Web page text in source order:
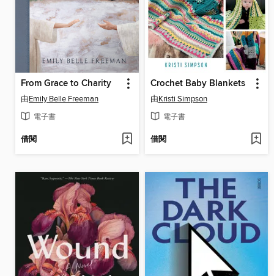
From Grace to Charity
由Emily Belle Freeman
電子書
借閱
Crochet Baby Blankets
由Kristi Simpson
電子書
借閱